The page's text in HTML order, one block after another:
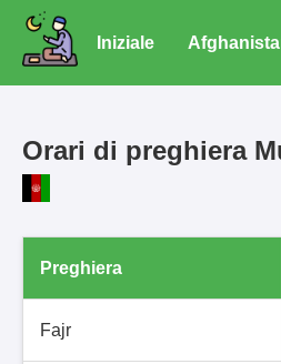
Iniziale
Orari di preghiera
Preghiera
Fajr